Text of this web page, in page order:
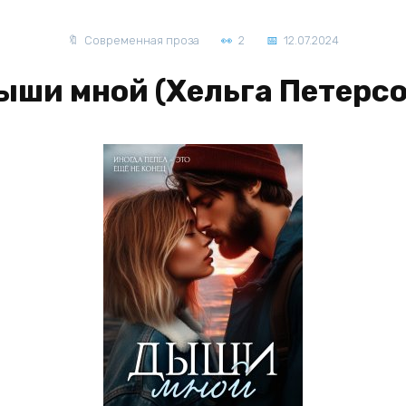
Современная проза 2 12.07.2024
мной (Хельга